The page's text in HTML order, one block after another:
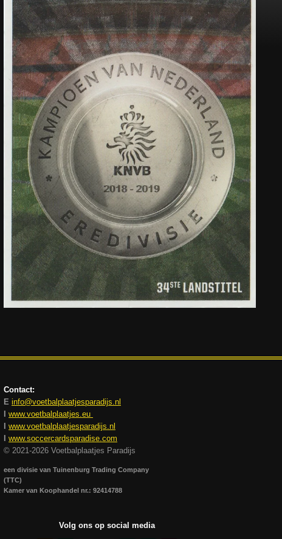
Contact:
E info@voetbalplaatjesparadijs.nl
I www.voetbalplaatjes.eu
I www.voetbalplaatjesparadijs.nl
I www.soccercardsparadise.com
© 2021-2026 Voetbalplaatjes Paradijs
een divisie van Tuinenburg Trading Company
(TTC)
Kamer van Koophandel nr.: 92414788
Volg ons op social media